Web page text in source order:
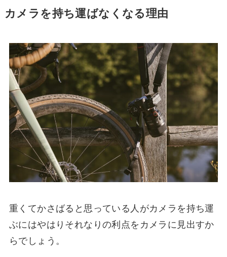
カメラを持ち運ばなくなる理由
重くてかさばると思っている人がカメラを持ち運
ぶにはやはりそれなりの利点をカメラに見出すか
らでしょう。